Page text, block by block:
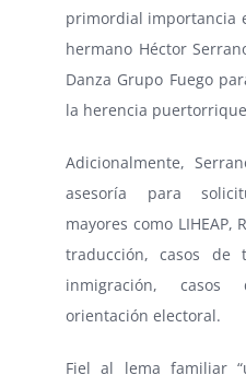
primordial importancia
hermano Héctor
Danza Grupo Fuego
la herencia
Adicionalmente,
asesoría para
mayores como LIHEAP,
traducción, casos de
inmigración,
orientación electoral.
Fiel al lema familiar